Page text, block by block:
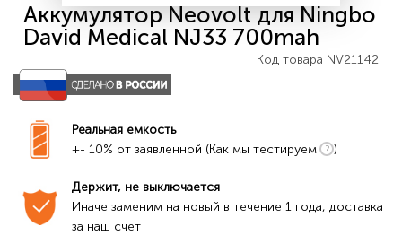
Аккумулятор Neovolt для Ningbo
David Medical NJ33 700mah
Код товара NV21142
Реальная емкость
+- 10% от заявленной (Как мы тестируем
)
Держит, не выключается
Иначе заменим на новый в течение 1 года, доставка
за наш счёт